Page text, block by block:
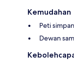
Kemudahan
Peti
Dewan